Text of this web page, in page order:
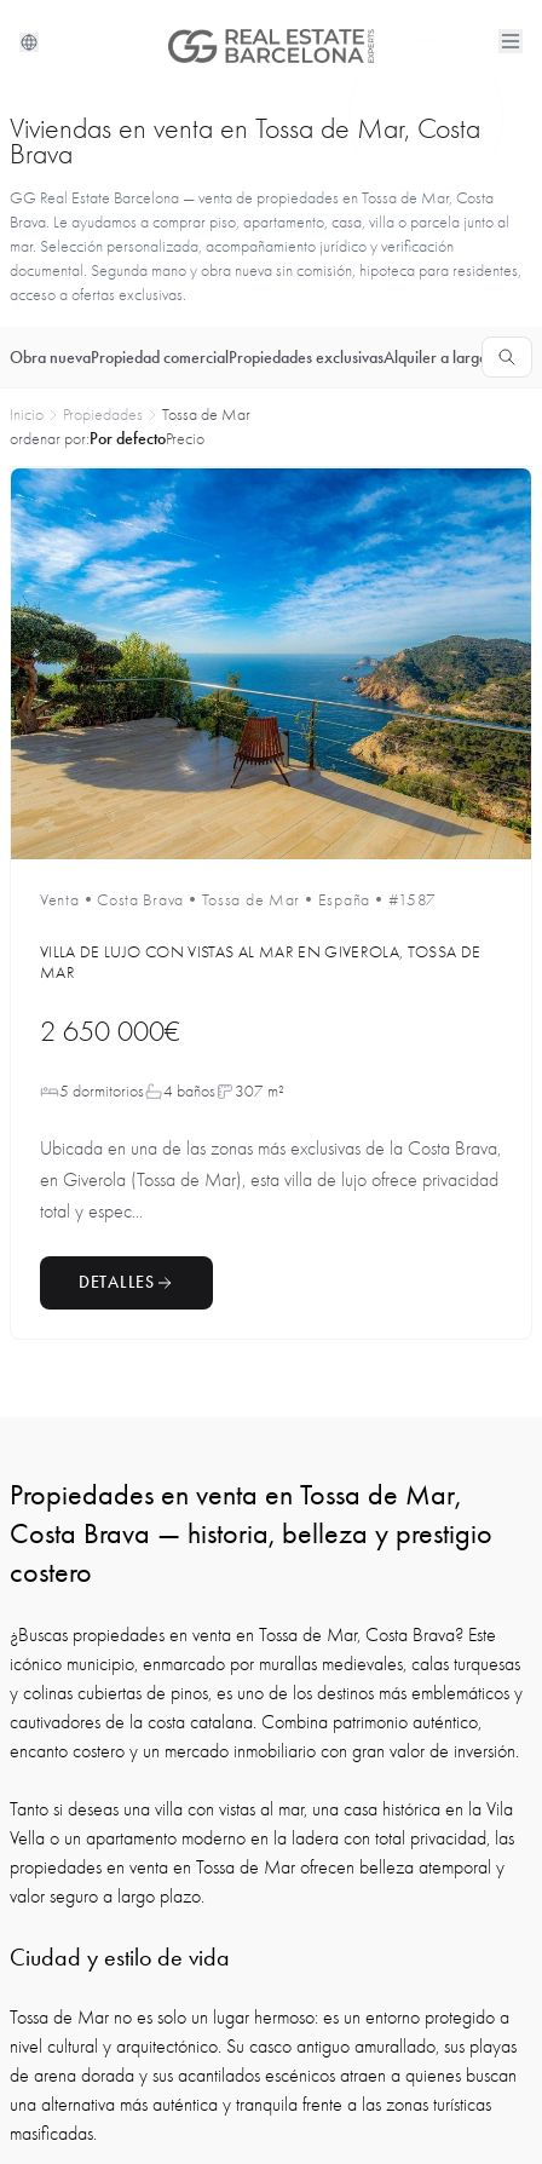
Viviendas en venta en Tossa de Mar, Costa
Brava
GG Real Estate Barcelona — venta de propiedades en Tossa de Mar, Costa
Brava. Le ayudamos a comprar piso, apartamento, casa, villa o parcela junto al
mar. Selección personalizada, acompañamiento jurídico y verificación
documental. Segunda mano y obra nueva sin comisión, hipoteca para residentes,
acceso a ofertas exclusivas.
Obra nuevaPropiedad comercial Propiedades exclusivasAlquiler a largo plazo
Inicio Propiedades
Tossa de Mar
ordenar por:Por defectoPrecio
Venta •Costa Brava • Tossa de Mar • España • #1587
VILLA DE LUJO CON VISTAS AL MAR EN GIVEROLA, TOSSA DE
MAR
2 650 000€
5 dormitorios 4 baños 307 m²
Ubicada en una de las zonas más exclusivas de la Costa Brava,
en Giverola (Tossa de Mar), esta villa de lujo ofrece privacidad
total y espec...
DETALLES
Propiedades en venta en Tossa de Mar,
Costa Brava — historia, belleza y prestigio
costero
¿Buscas propiedades en venta en Tossa de Mar, Costa Brava? Este
icónico municipio, enmarcado por murallas medievales, calas turquesas
y colinas cubiertas de pinos, es uno de los destinos más emblemáticos y
cautivadores de la costa catalana. Combina patrimonio auténtico,
encanto costero y un mercado inmobiliario con gran valor de inversión.
Tanto si deseas una villa con vistas al mar, una casa histórica en la Vila
Vella o un apartamento moderno en la ladera con total privacidad, las
propiedades en venta en Tossa de Mar ofrecen belleza atemporal y
valor seguro a largo plazo.
Ciudad y estilo de vida
Tossa de Mar no es solo un lugar hermoso: es un entorno protegido a
nivel cultural y arquitectónico. Su casco antiguo amurallado, sus playas
de arena dorada y sus acantilados escénicos atraen a quienes buscan
una alternativa más auténtica y tranquila frente a las zonas turísticas
masificadas.